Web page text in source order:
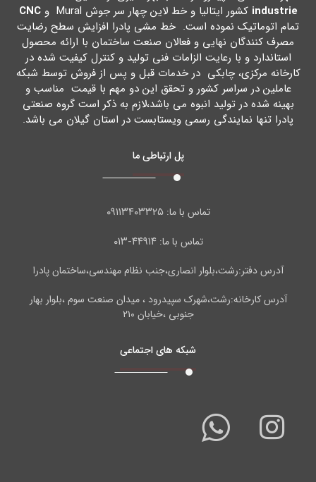
industrie کشور ایتالیا و خط لاین چهار سر جوش Mural و
CNC
تمام اتوماتیک نموده است. خط مشی پادرا افزایش سطح رضایت
مصرف کنندگان نهایی و فعالان صنعت ساختمان با ارائه محصول
استاندارد و با رعایت الزامات فنی تولید و کنترل کیفیت شده در
کارخانه مرکزي، چابکی در خدمات قبل و پس از فروش توسط شبکه
عاملین در سراسر کشور و تحقق این دو مهم با قیمت مناسب و
بهینه شده در تولید انبوه می باشد،لازم به ذکر است گروه صنعتی
پادرا تنها نمایندگی رسمی ویستابست در استان گیلان می باشد.
پل ارتباطی ما
تماس با ما:۰۹۱۱۳۴۰۳۳۲۵
تماس با ما: ۴۴۹۱۴-۰۱۳
آدرس دفتر:رشت،بلوار انصاری،جنب نظام مهندسی،ساختمان پادرا
آدرس کارخانه:رشت،شهرک سپیدرود ، میدان صنعت سوم ،بلوار بهار
جنوبی ،خیابان ۲۱۰
شبکه های اجتماعی